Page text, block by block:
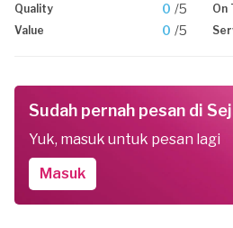
Quality 0 /5 On
Value 0 /5
Sudah pernah pesan di
Yuk, masuk untuk pesan lagi
Masuk